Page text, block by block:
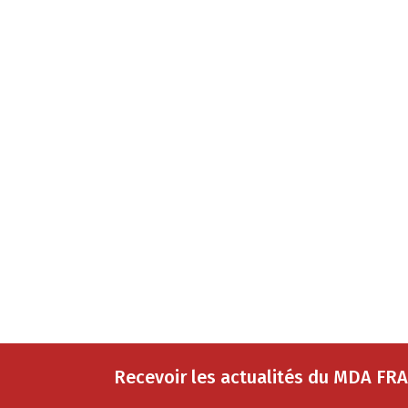
Recevoir les actualités du MDA